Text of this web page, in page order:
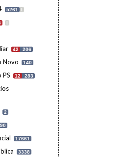
5261 I
I
42 206
Novo 140
PS 12 283
2
90
17661
3338